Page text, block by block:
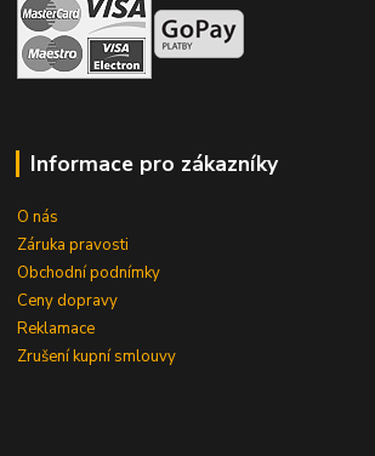
Informace pro zákazníky
O nás
Záruka pravosti
Obchodní podnímky
Ceny dopravy
Reklamace
Zrušení kupní smlouvy